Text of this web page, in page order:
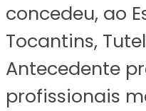
concedeu, ao
Tocantins,
Antecedente
profissionais